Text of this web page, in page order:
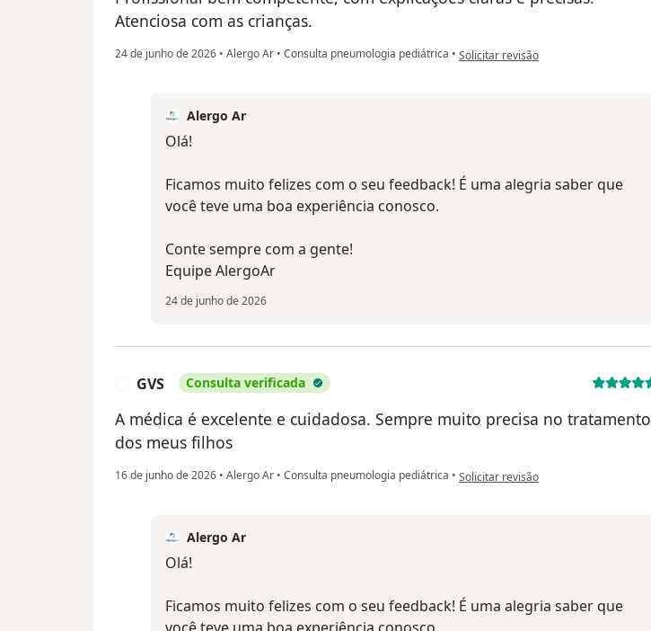
Atenciosa com as crianças.
24 de junho de 2026 • Alergo Ar • Consulta pneumologia pediátrica • na opinião do utilizador Camilla
Solicitar revisão
Alergo Ar
Olá!
Ficamos muito felizes com o seu feedback! É uma alegria saber que
você teve uma boa experiência conosco.
Conte sempre com a gente!
Equipe AlergoAr
24 de junho de 2026
GVS Consulta verificada
A médica é excelente e cuidadosa. Sempre muito precisa no tratamento
dos meus filhos
16 de junho de 2026 • Alergo Ar • Consulta pneumologia pediátrica • na opinião do utilizador GVS
Solicitar revisão
Alergo Ar
Olá!
Ficamos muito felizes com o seu feedback! É uma alegria saber que